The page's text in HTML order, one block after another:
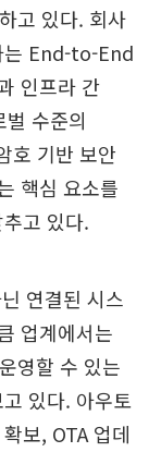
고 있다. 회사
는 End-to-End
인프라 간
수준의
호 기반 보안
핵심 요소를
고 있다.
연결된 시스
업계에서는
영할 수 있는
있다. 아우토
보, OTA 업데